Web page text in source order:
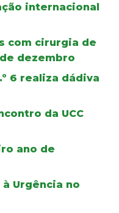
internacional
com cirurgia de
dezembro
6 realiza dádiva
da UCC
ano de
Urgência no